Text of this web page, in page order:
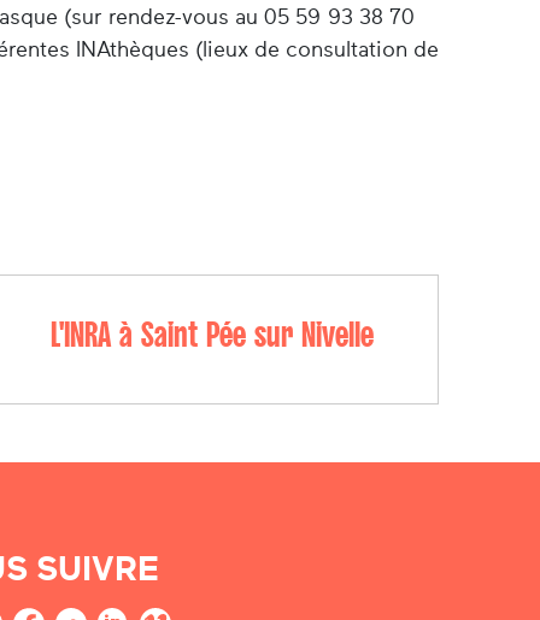
(sur rendez-vous au 05 59 93 38 70
INAthèques (lieux de consultation de
L'INRA à Saint Pée sur Nivelle
SUIVRE